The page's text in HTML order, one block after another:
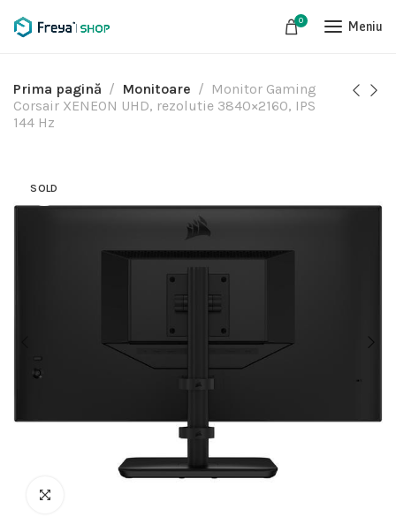
0 Meniu
Prima pagină Monitoare
Monitor Gaming
Corsair XENEON UHD, rezolutie 3840×2160, IPS
144 Hz
SOLD